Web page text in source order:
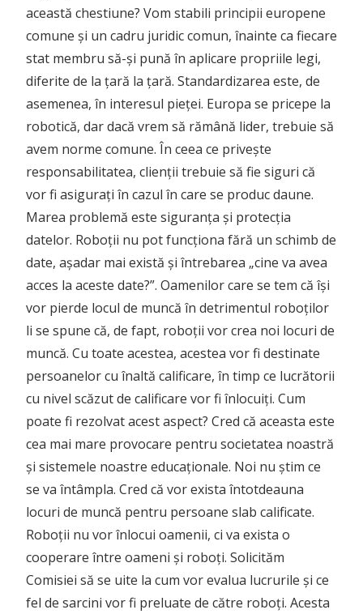
această chestiune? Vom stabili principii europene
comune și un cadru juridic comun, înainte ca fiecare
stat membru să-și pună în aplicare propriile legi,
diferite de la țară la țară. Standardizarea este, de
asemenea, în interesul pieței. Europa se pricepe la
robotică, dar dacă vrem să rămână lider, trebuie să
avem norme comune. În ceea ce privește
responsabilitatea, clienții trebuie să fie siguri că
vor fi asigurați în cazul în care se produc daune.
Marea problemă este siguranța și protecția
datelor. Roboții nu pot funcționa fără un schimb de
date, așadar mai există și întrebarea „cine va avea
acces la aceste date?”. Oamenilor care se tem că își
vor pierde locul de muncă în detrimentul roboților
li se spune că, de fapt, roboții vor crea noi locuri de
muncă. Cu toate acestea, acestea vor fi destinate
persoanelor cu înaltă calificare, în timp ce lucrătorii
cu nivel scăzut de calificare vor fi înlocuiți. Cum
poate fi rezolvat acest aspect? Cred că aceasta este
cea mai mare provocare pentru societatea noastră
și sistemele noastre educaționale. Noi nu știm ce
se va întâmpla. Cred că vor exista întotdeauna
locuri de muncă pentru persoane slab calificate.
Roboții nu vor înlocui oamenii, ci va exista o
cooperare între oameni și roboți. Solicităm
Comisiei să se uite la cum vor evalua lucrurile și ce
fel de sarcini vor fi preluate de către roboți. Acesta